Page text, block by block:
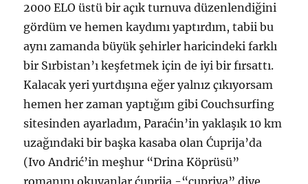
2000 ELO üstü bir açık turnuva düzenlendiğini
gördüm ve hemen kaydımı yaptırdım, tabii bu
aynı zamanda büyük şehirler haricindeki farklı
bir Sırbistan’ı keşfetmek için de iyi bir fırsattı.
Kalacak yeri yurtdışına eğer yalnız çıkıyorsam
hemen her zaman yaptığım gibi Couchsurfing
sitesinden ayarladım, Paraćin’in yaklaşık 10 km
uzağındaki bir başka kasaba olan Ćuprija’da
(Ivo Andrić’in meşhur “Drina Köprüsü”